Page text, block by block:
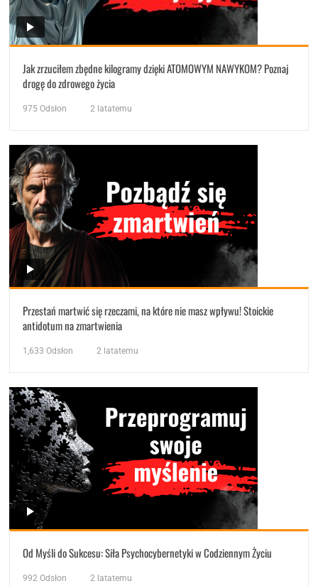
Jak zrzuciłem zbędne kilogramy dzięki ATOMOWYM NAWYKOM? Poznaj
drogę do zdrowego życia
975 Odsłon 2 latatemu
Przestań martwić się rzeczami, na które nie masz wpływu! Stoickie
antidotum na zmartwienia
1,633 Odsłon 2 latatemu
Od Myśli do Sukcesu: Siła Psychocybernetyki w Codziennym Życiu
992 Odsłon 2 latatemu